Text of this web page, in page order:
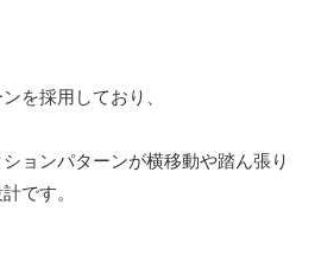
を採用しており、
ョンパターンが横移動や踏ん張り
です。